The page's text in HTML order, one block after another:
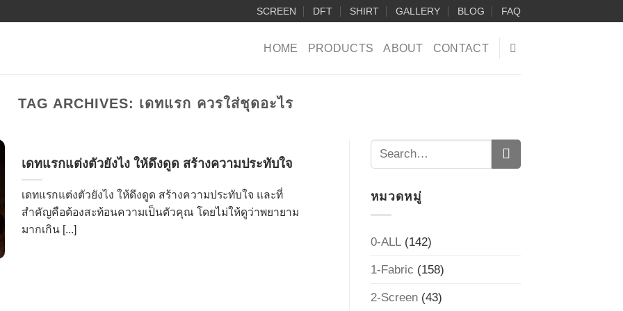
SCREEN DFT SHIRT GALLERY BLOG FAQ
HOME PRODUCTS ABOUT CONTACT
TAG ARCHIVES: เดทแรก ควรใส่ชุดอะไร
เดทแรกแต่งตัวยังไง ให้ดึงดูด สร้างความประทับใจ
เดทแรกแต่งตัวยังไง ให้ดึงดูด สร้างความประทับใจ และที่
สำคัญคือต้องสะท้อนความเป็นตัวคุณ โดยไม่ให้ดูว่าพยายาม
มากเกิน [...]
หมวดหมู่
0-ALL(142)
1-Fabric (158)
2-Screen(43)